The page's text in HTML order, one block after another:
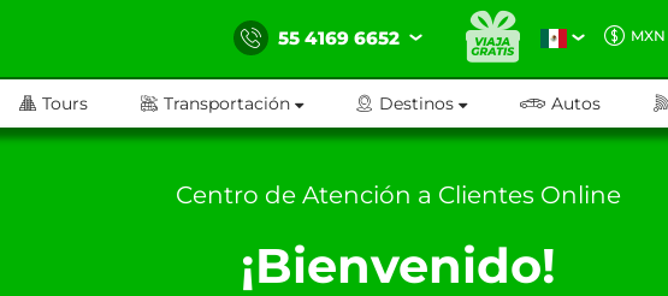
55 4169 6652 MXN
Tours Transportación Destinos Autos
Centro de Atención a Clientes Online
¡Bienvenido!